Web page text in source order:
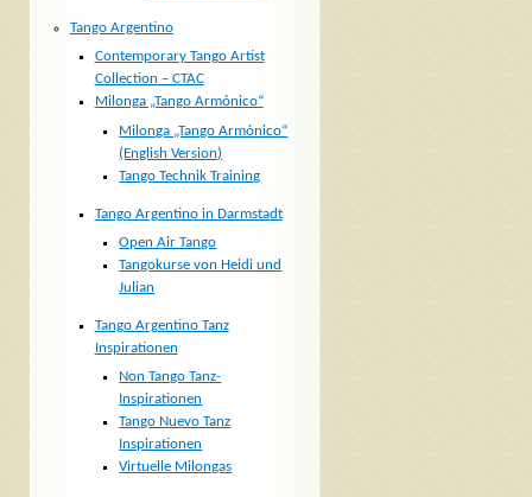
Tango Argentino
Contemporary Tango Artist
Collection – CTAC
Milonga „Tango Armónico“
Milonga „Tango Armónico“
(English Version)
Tango Technik Training
Tango Argentino in Darmstadt
Open Air Tango
Tangokurse von Heidi und
Julian
Tango Argentino Tanz
Inspirationen
Non Tango Tanz-
Inspirationen
Tango Nuevo Tanz
Inspirationen
Virtuelle Milongas